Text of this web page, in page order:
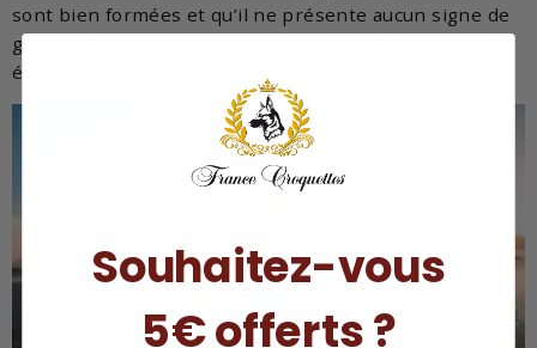
sont bien formées et qu’il ne présente aucun signe de
gêne. En principe, tout ira bien puisque la transition a
été menée en douceur.
Souhaitez-vous
5€ offerts ?